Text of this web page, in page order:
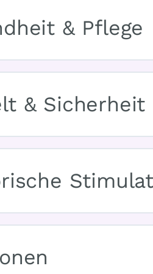
& Pflege
& Sicherheit